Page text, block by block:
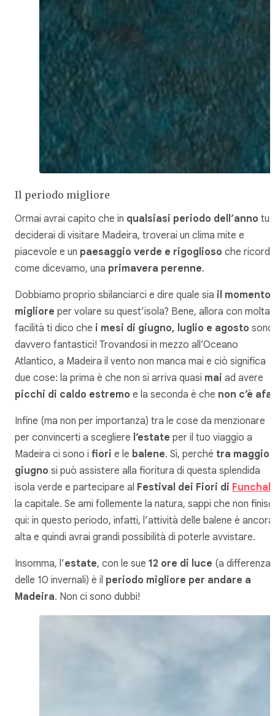
Il periodo migliore
Ormai avrai capito che in qualsiasi periodo dell’anno tu
deciderai di visitare Madeira, troverai un clima mite e
piacevole e un paesaggio verde e rigoglioso che
come dicevamo, una primavera perenne.
Dobbiamo proprio sbilanciarci e dire quale sia il momento
migliore per volare su quest’isola? Bene, allora con molta
facilità ti dico che i mesi di giugno, luglio e agosto sono
davvero fantastici! Trovandosi in mezzo all’Oceano
Atlantico, a Madeira il vento non manca mai e ciò significa
due cose: la prima è che non si arriva quasi mai ad avere
picchi di caldo estremo e la seconda è che non c’è afa
Infine (ma non per importanza) tra le cose da menzionare
per convincerti a scegliere l’estate per il tuo viaggio a
Madeira ci sono i fiori e le balene. Sì, perché tra maggio
giugno si può assistere alla fioritura di questa splendida
isola verde e partecipare al Festival dei Fiori di Funchal
la capitale. Se ami follemente la natura, sappi che non
qui: in questo periodo, infatti, l’attività delle balene è ancora
alta e quindi avrai grandi possibilità di poterle avvistare.
Insomma, l’estate, con le sue 12 ore di luce (a differenza
delle 10 invernali) è il periodo migliore per andare a
Madeira. Non ci sono dubbi!